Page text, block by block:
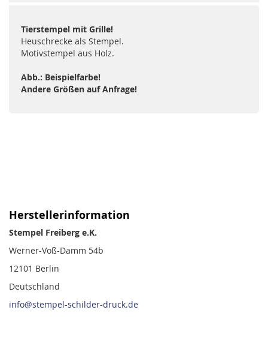
Tierstempel mit Grille!
Heuschrecke als Stempel.
Motivstempel aus Holz.
Abb.: Beispielfarbe!
Andere Größen auf Anfrage!
Herstellerinformation
Stempel Freiberg e.K.
Werner-Voß-Damm 54b
12101 Berlin
Deutschland
info@stempel-schilder-druck.de